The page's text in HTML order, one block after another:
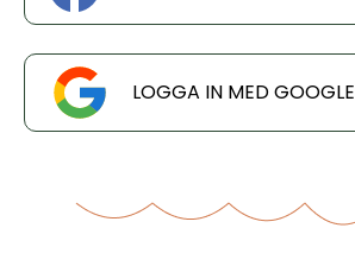
LOGGA IN MED GOOGLE